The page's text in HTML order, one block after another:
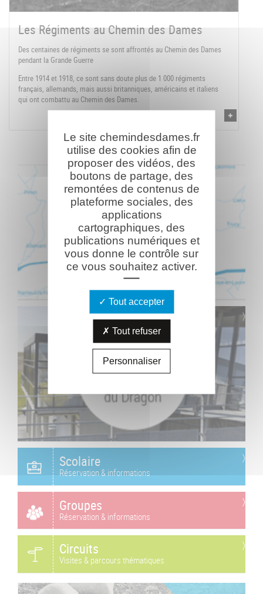
Les Régiments au Chemin des Dames
Des centaines de régiments se sont affrontés au Chemin des Dames
pendant la Grande Guerre
Entre 1914 et 1918, ce sont sans doute plus de 1 000 régiments
français, allemands, mais aussi britanniques, américains et italiens
qui ont combattu au Chemin des Dames.
Scolaire
Réservation & informations
Groupes
Réservation & informations
Circuits
Visites & parcours thématiques
Le site chemindesdames.fr
utilise des cookies afin de
proposer des vidéos, des
boutons de partage, des
remontées de contenus de
plateforme sociales, des
applications
cartographiques, des
publications numériques et
vous donne le contrôle sur
ce vous souhaitez activer.
Tout accepter
Tout refuser
Personnaliser